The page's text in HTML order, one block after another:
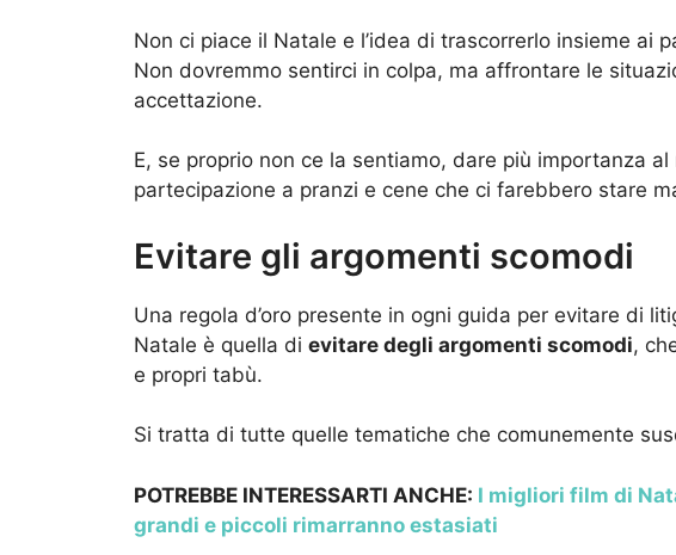
Non ci piace il Natale e l’idea di trascorrerlo insieme ai
Non dovremmo sentirci in colpa, ma affrontare le
accettazione.
E, se proprio non ce la sentiamo, dare più importanza
partecipazione a pranzi e cene che ci farebbero stare
Evitare gli argomenti scomodi
Una regola d’oro presente in ogni guida per evitare di
Natale è quella di evitare degli argomenti scomodi,
e propri tabù.
Si tratta di tutte quelle tematiche che comunemente
POTREBBE INTERESSARTI ANCHE: I migliori film di
grandi e piccoli rimarranno estasiati